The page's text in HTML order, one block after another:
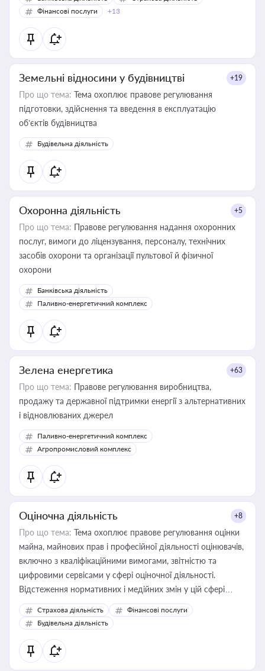
Фінансові послуги
+13
Земельні відносини у будівництві +19
Про що тема: Тема охоплює правове регулювання
підготовки, здійснення та введення в експлуатацію
об’єктів будівництва
Будівельна діяльність
Охоронна діяльність +5
Про що тема: Правове регулювання надання охоронних
послуг, вимоги до ліцензування, персоналу, технічних
засобів охорони та організації пультової й фізичної
охорони
Банківська діяльність
Паливно-енергетичний комплекс
Зелена енергетика +63
Про що тема: Правове регулювання виробництва,
продажу та державної підтримки енергії з альтернативних
і відновлюваних джерел
Паливно-енергетичний комплекс
Агропромисловий комплекс
Оціночна діяльність +8
Про що тема: Тема охоплює правове регулювання оцінки
майна, майнових прав і професійної діяльності оцінювачів,
включно з кваліфікаційними вимогами, звітністю та
цифровими сервісами у сфері оціночної діяльності.
Відстеження нормативних і медійних змін у цій сфері
корисне для власника бізнесу, керівника, юриста або
бухгалтера під час оподаткування, приватизації, оренди
державного майна, корпоративних угод і перевірки
статусу суб'єктів оціночної діяльності
Страхова діяльність
Фінансові послуги
Будівельна діяльність